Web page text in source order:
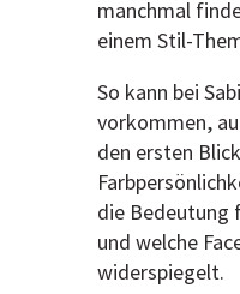
manchmal
einem Stil-
So kann bei
vorkommen,
den ersten
die Bedeutung
und welche
widerspiegelt.